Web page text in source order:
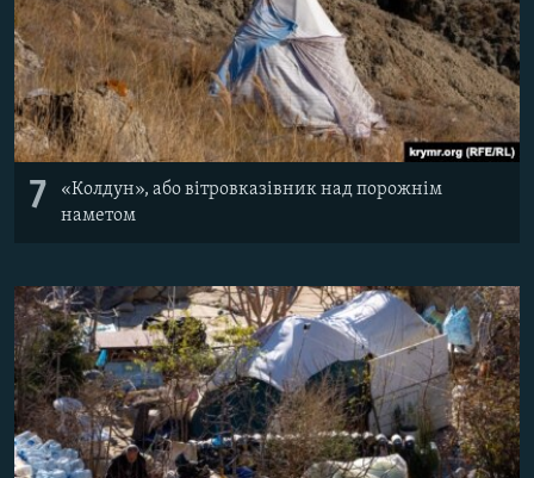
7
«Колдун», або вітровказівник над порожнім
наметом